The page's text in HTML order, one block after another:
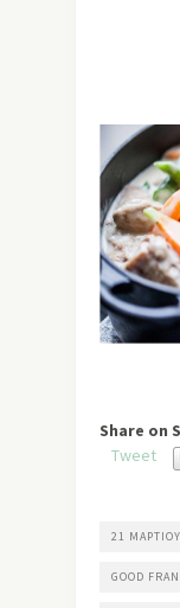
Share on
Tweet
21 ΜΑΡΤΊΟΥ
GOOD